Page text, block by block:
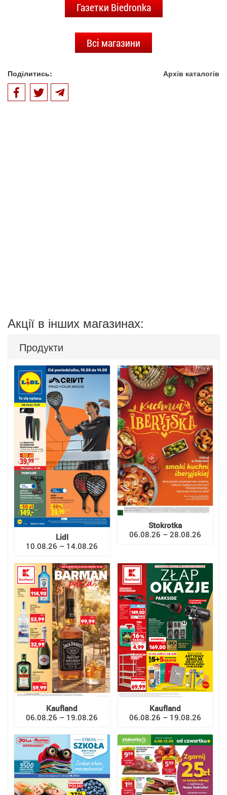
Газетки Biedronka
Всі магазини
Поділитись: Архів каталогів
Акції в інших магазинах:
Продукти
Lidl
10.08.26 – 14.08.26
Stokrotka
06.08.26 – 28.08.26
Kaufland
06.08.26 – 19.08.26
Kaufland
06.08.26 – 19.08.26